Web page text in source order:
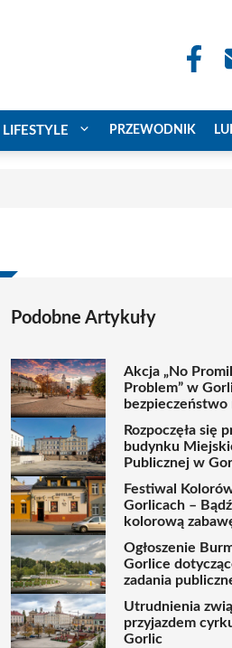
LIFESTYLE PRZEWODNIK
Podobne Artykuły
Akcja „No
Problem” w
bezpieczeństwo
Rozpoczęła się
budynku
Publicznej w
Festiwal
Gorlicach –
kolorową
Ogłoszenie
Gorlice
zadania
Utrudnienia
przyjazdem
Gorlic